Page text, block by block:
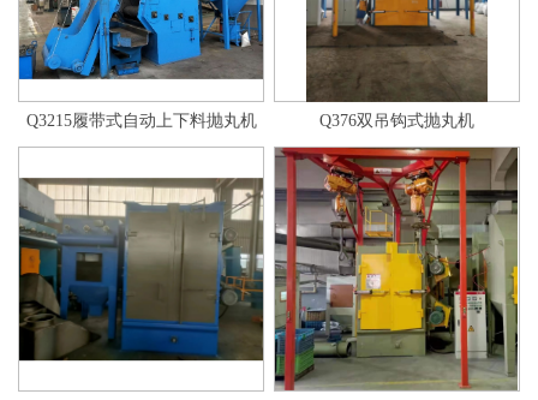
Q3215履带式自动上下料抛丸机 Q376双吊钩式抛丸机